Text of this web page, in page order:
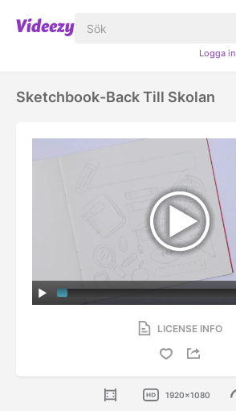
Logga in
Sketchbook-Back Till Skolan
LICENSE INFO
1920x1080